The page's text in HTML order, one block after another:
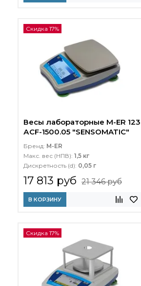
Скидка 17%
Весы лабораторные M-ER 123
АCF-1500.05 "SENSOMATIC"
Бренд: M-ER
Макс. вес (НПВ): 1,5 кг
Дискретность (d): 0,05 г
17 813 руб 21 346 руб
В КОРЗИНУ
Скидка 17%